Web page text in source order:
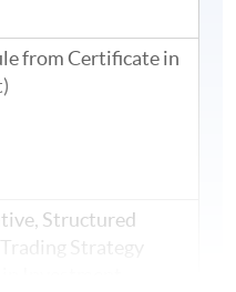
from Certificate in
Structured
Strategy